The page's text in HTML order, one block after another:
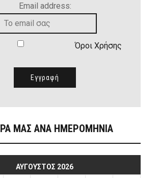
Email address:
Όροι Χρήσης
ΜΑΣ ΑΝΑ ΗΜΕΡΟΜΗΝΙΑ
ΑΎΓΟΥΣΤΟΣ 2026